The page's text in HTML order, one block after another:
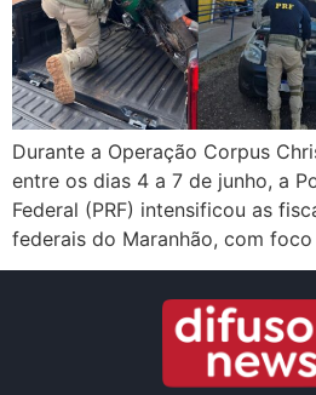
Durante a Operação Corpus
entre os dias 4 a 7 de junho, a
Federal (PRF) intensificou as
federais do Maranhão, com